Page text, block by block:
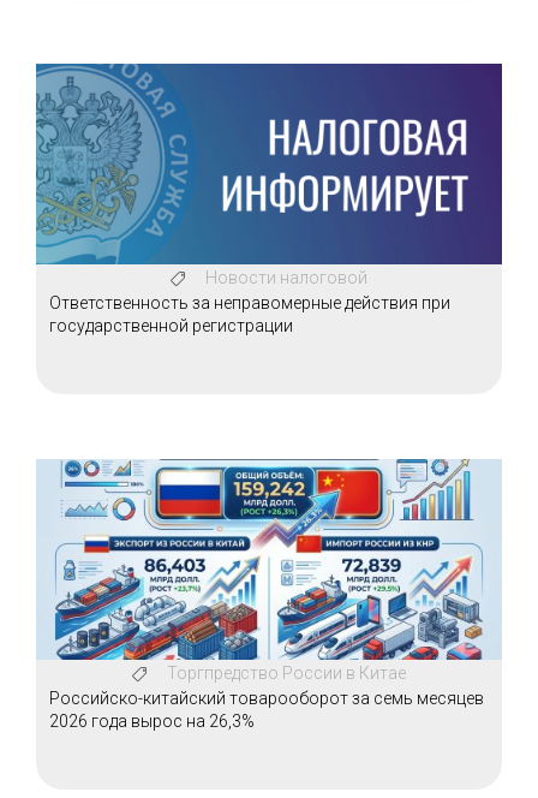
Новости налоговой
Ответственность за неправомерные действия при
государственной регистрации
Торгпредство России в Китае
Российско-китайский товарооборот за семь месяцев
2026 года вырос на 26,3%